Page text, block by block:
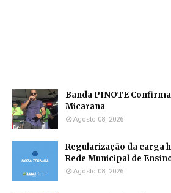
Banda PINOTE
Micarana
Agosto 08, 2026
Regularização da carga
Rede Municipal de
Agosto 08, 2026